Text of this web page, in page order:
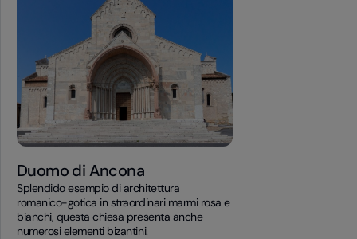
Duomo di Ancona
Splendido esempio di architettura
romanico-gotica in straordinari marmi rosa e
bianchi, questa chiesa presenta anche
numerosi elementi bizantini.